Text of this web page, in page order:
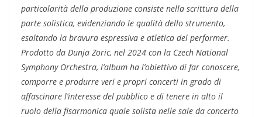
particolarità della produzione consiste nella scrittura della
parte solistica, evidenziando le qualità dello strumento,
esaltando la bravura espressiva e atletica del performer.
Prodotto da Dunja Zoric, nel 2024 con la Czech National
Symphony Orchestra, l’album ha l’obiettivo di far conoscere,
comporre e produrre veri e propri concerti in grado di
affascinare l’interesse del pubblico e di tenere in alto il
ruolo della fisarmonica quale solista nelle sale da concerto